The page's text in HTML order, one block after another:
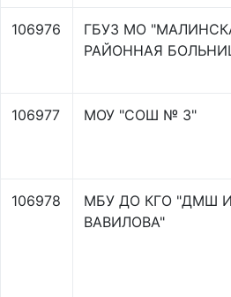
106976
ГБУЗ МО
РАЙОННАЯ
106977 МОУ "СОШ № 3"
106978
МБУ ДО КГО "ДМШ
ВАВИЛОВА"